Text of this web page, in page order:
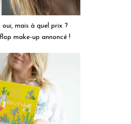
oui, mais à quel prix ?
make-up annoncé !